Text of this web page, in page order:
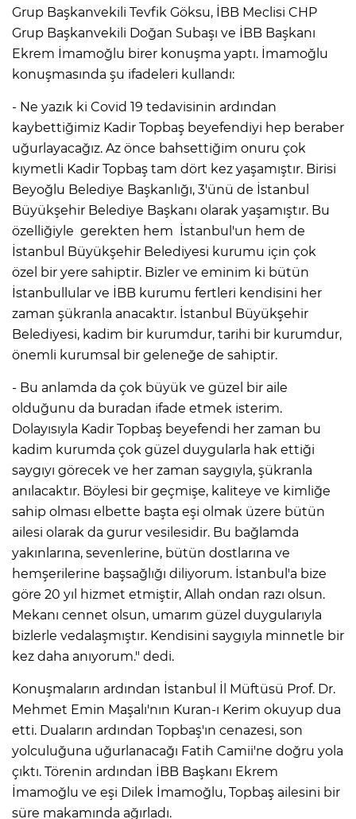
Grup Başkanvekili Tevfik Göksu, İBB Meclisi CHP
Grup Başkanvekili Doğan Subaşı ve İBB Başkanı
Ekrem İmamoğlu birer konuşma yaptı. İmamoğlu
konuşmasında şu ifadeleri kullandı:
- Ne yazık ki Covid 19 tedavisinin ardından
kaybettiğimiz Kadir Topbaş beyefendiyi hep beraber
uğurlayacağız. Az önce bahsettiğim onuru çok
kıymetli Kadir Topbaş tam dört kez yaşamıştır. Birisi
Beyoğlu Belediye Başkanlığı, 3'ünü de İstanbul
Büyükşehir Belediye Başkanı olarak yaşamıştır. Bu
özelliğiyle gerekten hem İstanbul'un hem de
İstanbul Büyükşehir Belediyesi kurumu için çok
özel bir yere sahiptir. Bizler ve eminim ki bütün
İstanbullular ve İBB kurumu fertleri kendisini her
zaman şükranla anacaktır. İstanbul Büyükşehir
Belediyesi, kadim bir kurumdur, tarihi bir kurumdur,
önemli kurumsal bir geleneğe de sahiptir.
- Bu anlamda da çok büyük ve güzel bir aile
olduğunu da buradan ifade etmek isterim.
Dolayısıyla Kadir Topbaş beyefendi her zaman bu
kadim kurumda çok güzel duygularla hak ettiği
saygıyı görecek ve her zaman saygıyla, şükranla
anılacaktır. Böylesi bir geçmişe, kaliteye ve kimliğe
sahip olması elbette başta eşi olmak üzere bütün
ailesi olarak da gurur vesilesidir. Bu bağlamda
yakınlarına, sevenlerine, bütün dostlarına ve
hemşerilerine başsağlığı diliyorum. İstanbul'a bize
göre 20 yıl hizmet etmiştir, Allah ondan razı olsun.
Mekanı cennet olsun, umarım güzel duygularıyla
bizlerle vedalaşmıştır. Kendisini saygıyla minnetle bir
kez daha anıyorum." dedi.
Konuşmaların ardından İstanbul İl Müftüsü Prof. Dr.
Mehmet Emin Maşalı'nın Kuran-ı Kerim okuyup dua
etti. Duaların ardından Topbaş'ın cenazesi, son
yolculuğuna uğurlanacağı Fatih Camii'ne doğru yola
çıktı. Törenin ardından İBB Başkanı Ekrem
İmamoğlu ve eşi Dilek İmamoğlu, Topbaş ailesini bir
süre makamında ağırladı.